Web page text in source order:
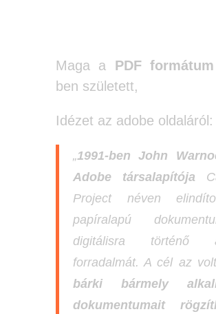
Maga a PDF
ben született,
Idézet az adobe oldaláról:
„1991-ben John
Adobe társalapítója
Project néven
papíralapú
digitálisra történő
forradalmát. A cél az
bárki bármely
dokumentumait